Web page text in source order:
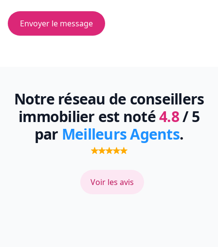
Envoyer le message
Notre réseau de conseillers
immobilier est noté4.8/ 5
par Meilleurs Agents.
Voir les avis